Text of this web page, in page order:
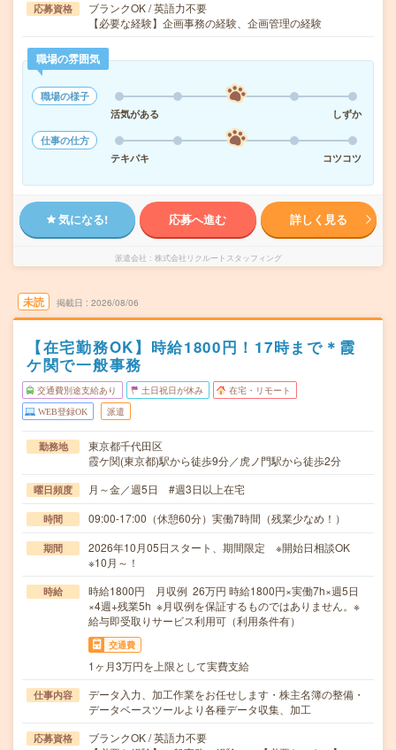
応募資格
ブランクOK / 英語力不要
【必要な経験】企画事務の経験、企画管理の経験
職場の雰囲気
職場の様子
活気がある
しずか
仕事の仕方
テキパキ
コツコツ
気になる! 応募へ進む 詳しく見る
派遣会社 株式会社リクルートスタッフィング
未読 掲載日 2026/08/06
【在宅勤務OK】時給1800円！17時まで＊霞
ケ関で一般事務
交通費別途支給あり 土日祝日が休み 在宅・リモート
WEB登録OK 派遣
勤務地
東京都千代田区
霞ケ関(東京都)駅から徒歩9分／虎ノ門駅から徒歩2分
曜日頻度 月～金／週5日 #週3日以上在宅
時間 09:00-17:00（休憩60分）実働7時間（残業少なめ！）
期間
2026年10月05日スタート、期間限定 ※開始日相談OK
※10月～！
時給
時給1800円 月収例 26万円 時給1800円×実働7h×週5日
×4週+残業5h ※月収例を保証するものではありません。※
給与即受取りサービス利用可（利用条件有）
交通費
1ヶ月3万円を上限として実費支給
仕事内容
データ入力、加工作業をお任せします・株主名簿の整備・
データベースツールより各種データ収集、加工
応募資格
ブランクOK / 英語力不要